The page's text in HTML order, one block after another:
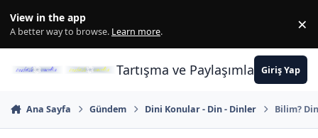
View in the app
A better way to browse. Learn more. ×
Tartışma ve PaylaşımlarınGiriş Yap
Ana Sayfa Gündem Dini Konular - Din - Dinler Bilim?